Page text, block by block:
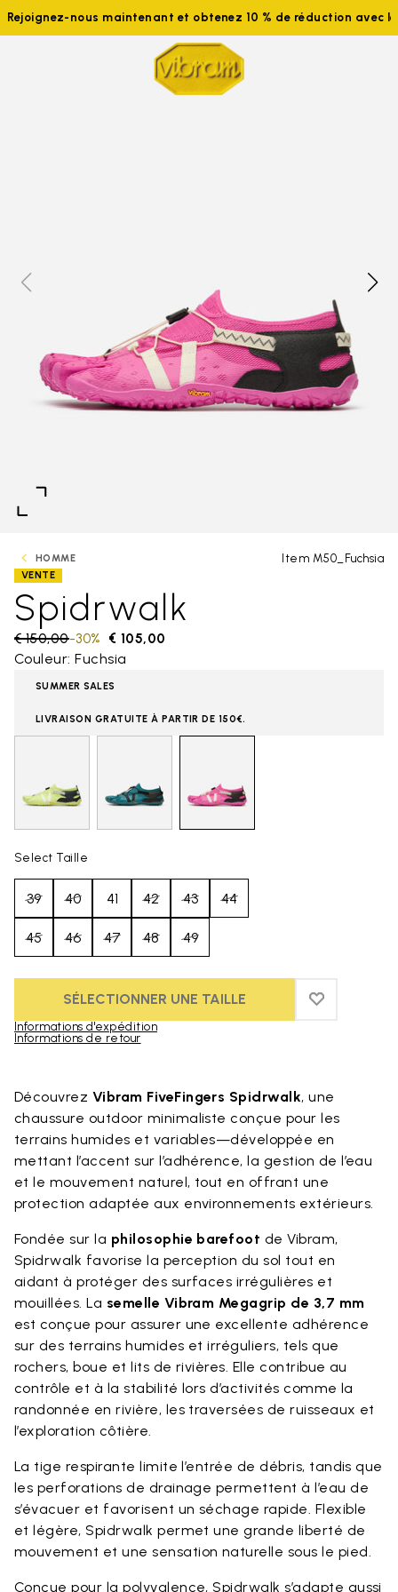
Rejoignez-nous maintenant et obtenez 10 % de réduction avec le
HOMME Item M50_Fuchsia
VENTE
Spidrwalk
Price reduced from
€ 150,00to € 105,00
-30%
Couleur: Fuchsia
SUMMER SALES
LIVRAISON GRATUITE À PARTIR DE 150€.
Select Taille
39 40 41 42 43 44
45 46 47 48 49
SÉLECTIONNER UNE TAILLE ADD TO
ADD TO
Informations d'expédition
Informations de retour
Découvrez Vibram FiveFingers Spidrwalk, une
chaussure outdoor minimaliste conçue pour les
terrains humides et variables—développée en
mettant l’accent sur l’adhérence, la gestion de l’eau
et le mouvement naturel, tout en offrant une
protection adaptée aux environnements extérieurs.
Fondée sur la philosophie barefoot de Vibram,
Spidrwalk favorise la perception du sol tout en
aidant à protéger des surfaces irrégulières et
mouillées. La semelle Vibram Megagrip de 3,7 mm
est conçue pour assurer une excellente adhérence
sur des terrains humides et irréguliers, tels que
rochers, boue et lits de rivières. Elle contribue au
contrôle et à la stabilité lors d’activités comme la
randonnée en rivière, les traversées de ruisseaux et
l’exploration côtière.
La tige respirante limite l’entrée de débris, tandis que
les perforations de drainage permettent à l’eau de
s’évacuer et favorisent un séchage rapide. Flexible
et légère, Spidrwalk permet une grande liberté de
mouvement et une sensation naturelle sous le pied.
Conçue pour la polyvalence, Spidrwalk s’adapte aussi